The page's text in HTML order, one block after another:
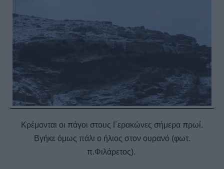
Κρέμονται οι πάγοι στους Γερακώνες σήμερα πρωί.
Βγήκε όμως πάλι ο ήλιος στον ουρανό (φωτ.
π.Φιλάρετος).